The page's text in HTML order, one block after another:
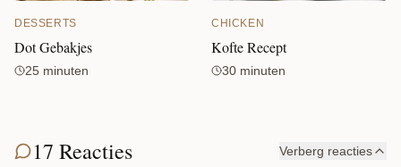
DESSERTS
Dot Gebakjes
25 minuten
CHICKEN
Kofte Recept
30 minuten
17 Reacties Verberg reacties